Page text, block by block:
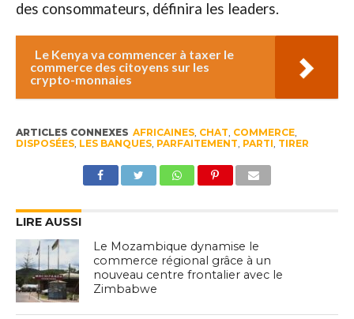
des consommateurs, définira les leaders.
Le Kenya va commencer à taxer le
commerce des citoyens sur les
crypto-monnaies
ARTICLES CONNEXES AFRICAINES, CHAT COMMERCE,
DISPOSÉES, LES BANQUES, PARFAITEMENT PARTI TIRER
LIRE AUSSI
Le Mozambique dynamise le
commerce régional grâce à un
nouveau centre frontalier avec le
Zimbabwe